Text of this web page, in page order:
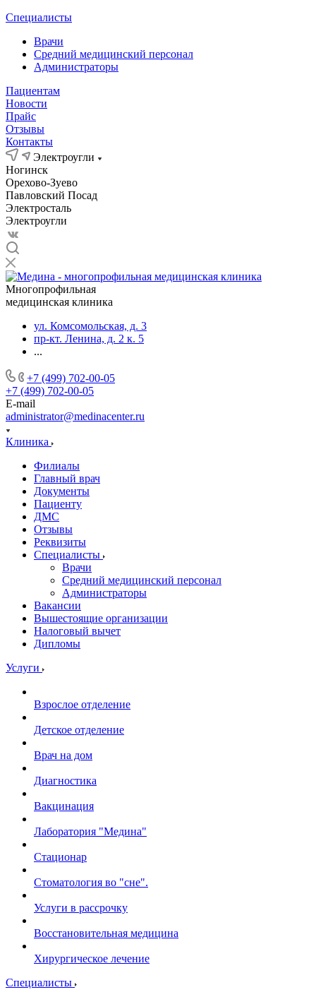
Специалисты
Врачи
Средний медицинский персонал
Администраторы
Пациентам
Новости
Прайс
Отзывы
Контакты
Электроугли
Ногинск
Орехово-Зуево
Павловский Посад
Электросталь
Электроугли
Многопрофильная
медицинская клиника
ул. Комсомольская, д. 3
пр-кт. Ленина, д. 2 к. 5
...
+7 (499) 702-00-05
+7 (499) 702-00-05
E-mail
administrator@medinacenter.ru
Клиника
Филиалы
Главный врач
Документы
Пациенту
ДМС
Отзывы
Реквизиты
Специалисты
Врачи
Средний медицинский персонал
Администраторы
Вакансии
Вышестоящие организации
Налоговый вычет
Дипломы
Услуги
Взрослое отделение
Детское отделение
Врач на дом
Диагностика
Вакцинация
Лаборатория "Медина"
Стационар
Стоматология во "сне".
Услуги в рассрочку
Восстановительная медицина
Хирургическое лечение
Специалисты